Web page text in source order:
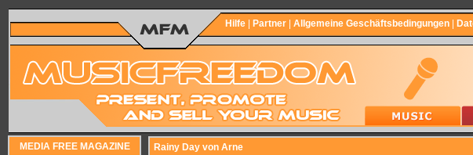
Hilfe Partner Allgemeine Geschäftsbedingungen
MEDIA FREE MAGAZINE
Rainy Day von Arne